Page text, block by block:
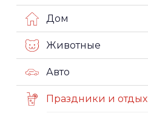
Дом
Животные
Авто
Праздники и отдых